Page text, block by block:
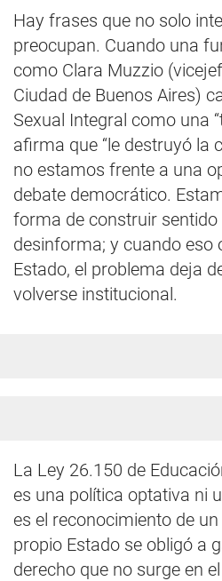
Hay frases que no solo
preocupan. Cuando una
como Clara Muzzio
Ciudad de Buenos Aires)
Sexual Integral como una
afirma que “le destruyó la
no estamos frente a una
debate democrático.
forma de construir sentido
desinforma; y cuando eso
Estado, el problema deja
volverse institucional.
La Ley 26.150 de
es una política optativa ni
es el reconocimiento de un
propio Estado se obligó a
derecho que no surge en